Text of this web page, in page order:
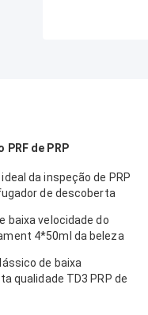
de PRP
da inspeção de PRP
de descoberta
baixa velocidade do
4*50ml da beleza
de baixa
qualidade TD3 PRP de